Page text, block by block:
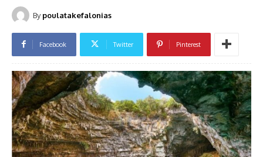
By poulatakefalonias
Facebook Twitter Pinterest